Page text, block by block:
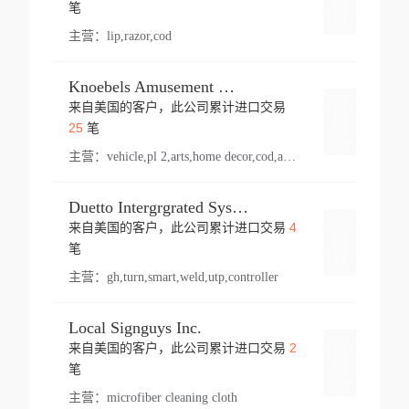
笔
主营： lip,razor,cod
Knoebels Amusement Resort
来自美国的客户，此公司累计进口交易
25笔
主营： vehicle,pl 2,arts,home decor,cod,amusement ride,sea
Duetto Intergrgrated Systems Inc.
来自美国的客户，此公司累计进口交易 4
笔
主营： gh,turn,smart,weld,utp,controller
Local Signguys Inc.
来自美国的客户，此公司累计进口交易 2
笔
主营： microfiber cleaning cloth